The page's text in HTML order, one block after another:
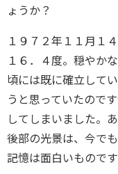
ょうか？
１９７２年１１月１
１６．４度。穏やか
頃には既に確立して
うと思っていたので
してしまいました。
後部の光景は、今で
記憶は面白いものです